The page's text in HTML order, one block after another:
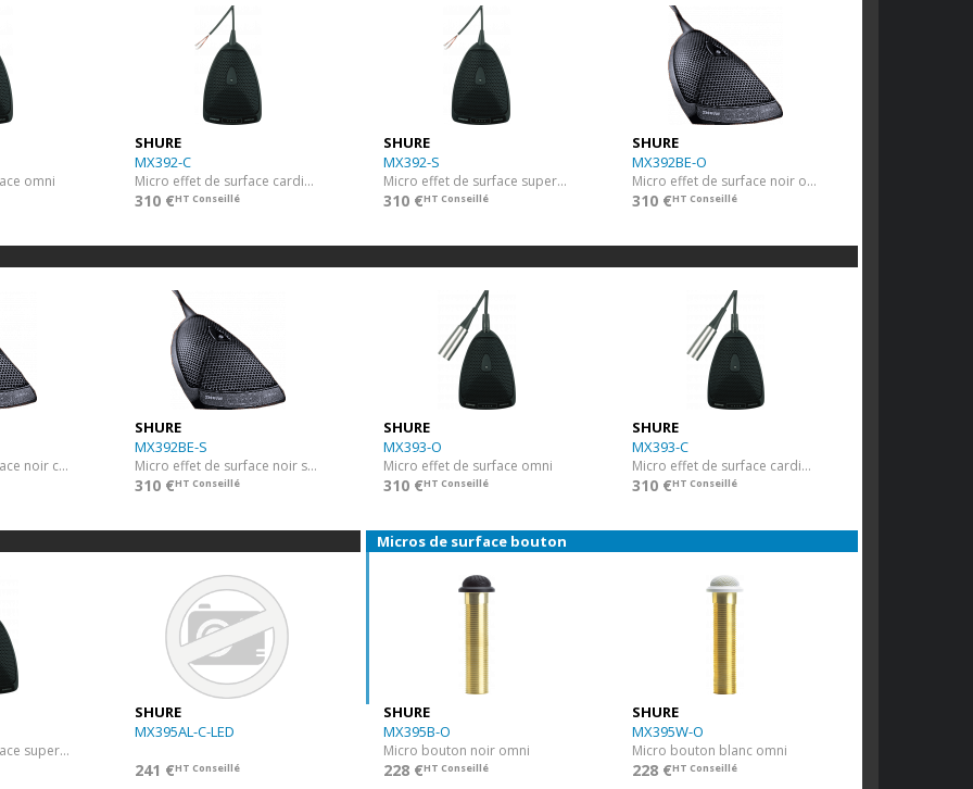
omni
SHURE
MX392-C
Micro effet de surface cardioïde
310 €HT Conseillé
SHURE
MX392-S
Micro effet de surface supercardio
310 €HT Conseillé
SHURE
MX392BE-O
Micro effet de surface noir omni
310 €HT Conseillé
Micro effet de surface noir cardio
SHURE
MX392BE-S
Micro effet de surface noir supercardio
310 €HT Conseillé
SHURE
MX393-O
Micro effet de surface omni
310 €HT Conseillé
SHURE
MX393-C
Micro effet de surface cardioïde
310 €HT Conseillé
Micro effet de surface supercardio
SHURE
MX395AL-C-LED
241 €HT Conseillé
Micros de surface bouton
SHURE
MX395B-O
Micro bouton noir omni
228 €HT Conseillé
SHURE
MX395W-O
Micro bouton blanc omni
228 €HT Conseillé